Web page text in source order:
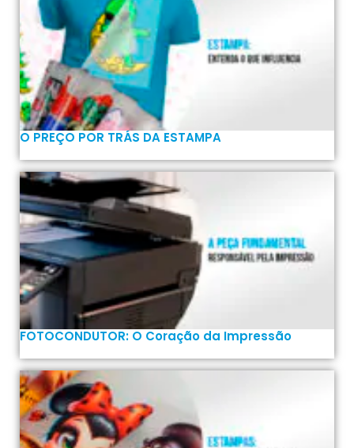
O PREÇO POR TRÁS DA ESTAMPA
FOTOCONDUTOR: O Coração da Impressão